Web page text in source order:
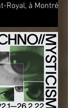
à Montréal,